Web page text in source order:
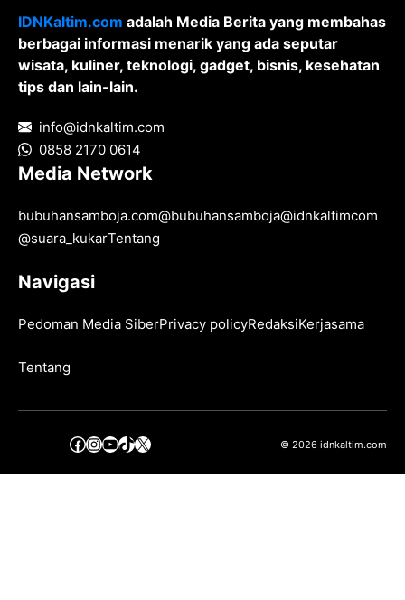
IDNKaltim.com adalah Media Berita yang membahas
berbagai informasi menarik yang ada seputar
wisata, kuliner, teknologi, gadget, bisnis, kesehatan
tips dan lain-lain.
info@idnkaltim.com
0858 2170 0614
Media Network
bubuhansamboja.com@bubuhansamboja@idnkaltimcom
@suara_kukarTentang
Navigasi
Pedoman Media SiberPrivacy policyRedaksiKerjasama
Tentang
Facebook
Instagram
YouTube
TikTok
X © 2026 idnkaltim.com